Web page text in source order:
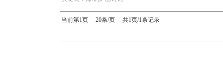
当前第1页 20条/页 共1页/1条记录